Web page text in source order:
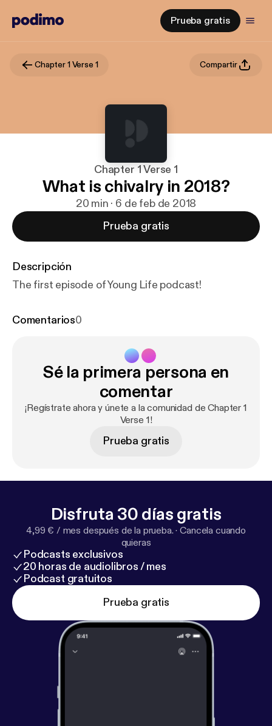
Prueba gratis
Chapter 1 Verse 1 Compartir
Chapter 1 Verse 1
What is chivalry in 2018?
20 min · 6 de feb de 2018
Prueba gratis
Descripción
The first episode of Young Life podcast!
Comentarios0
Sé la primera persona en
comentar
¡Regístrate ahora y únete a la comunidad de Chapter 1
Verse 1!
Prueba gratis
Disfruta 30 días gratis
4,99 € / mes después de la prueba. ·Cancela cuando
quieras
Podcasts exclusivos
20 horas de audiolibros / mes
Podcast gratuitos
Prueba gratis